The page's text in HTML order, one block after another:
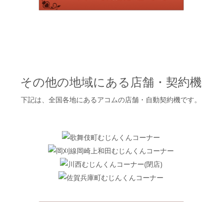
その他の地域にある店舗・契約機
下記は、全国各地にあるアコムの店舗・自動契約機です。